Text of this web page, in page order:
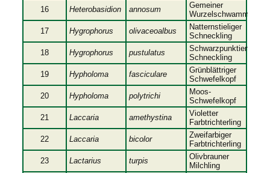
16
Heterobasidion annosum
Gemeiner
Wurzelschwamm
17
Hygrophorus olivaceoalbus
Natternstieliger
Schneckling
18
Hygrophorus pustulatus
Schwarzpunktierter
Schneckling
19
Hypholoma fasciculare
Grünblättriger
Schwefelkopf
20
Hypholoma polytrichi
Moos-
Schwefelkopf
21
Laccaria amethystina
Violetter
Farbtrichterling
22
Laccaria bicolor
Zweifarbiger
Farbtrichterling
23
Lactarius turpis
Olivbrauner
Milchling